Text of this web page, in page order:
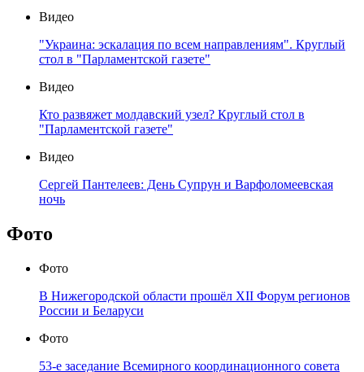
Видео
"Украина: эскалация по всем направлениям". Круглый
стол в "Парламентской газете"
Видео
Кто развяжет молдавский узел? Круглый стол в
"Парламентской газете"
Видео
Сергей Пантелеев: День Супрун и Варфоломеевская
ночь
Фото
Фото
В Нижегородской области прошёл XII Форум регионов
России и Беларуси
Фото
53-е заседание Всемирного координационного совета